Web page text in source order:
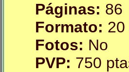
Páginas: 86
Formato: 20
Fotos: No
PVP: 750